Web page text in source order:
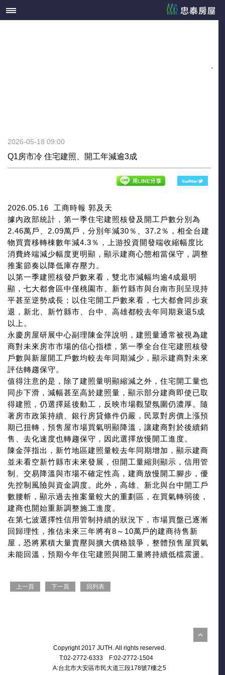
Q1房市冷 住宅建照、開工年減逾3成
2026-05-18 09:00
2026.05.16 工商時報 郭及天
據內政部統計，第一季住宅建照核發及開工戶數分別為
2.46萬戶、2.09萬戶，分別年減30％、37.2％，相全台建
物買賣移轉棟數年減4.3％，上游投資開發端收縮幅度比
消費終端減少幅度更明顯，顯示建商心態相當保守，調整
推案節奏以降低庫存壓力。
以第一季建照核發戶數來看，雙北市減幅均逾4成最明
顯，七大都會區中僅桃園市、新竹縣市與台南市則呈現持
平甚至逆勢成長；以住宅開工戶數來看，七大都會同步衰
退，新北、新竹縣市、台中、高雄都較去年同期衰退5成
以上。
永慶房屋研展中心副理陳金萍說明，建照量通常被視為建
商對未來房市市場的信心指標，第一季全台住宅建照核發
戶數與新屋開工戶數均較去年同期減少，顯示建商對未來
評估轉趨保守。
值得注意的是，除了建照量明顯縮減之外，住宅開工量也
同步下滑，減幅甚至高於建照量，顯示部分建商即使已取
得建照，仍選擇延後動工，反映市場觀望氛圍仍濃厚。隨
著房市政策持續、銀行房貸條件仍嚴，民眾對房價上漲預
期已扭轉，預售屋市場買氣明顯降溫，讓建商對於後續銷
售、去化速度也轉趨保守，因此選擇放慢開工進度。
陳金萍指出，新竹地區建照量較去年同期增加，顯示建商
並未看空新竹縣市未來發展，但開工量縮則顯示，信用管
制、交易降溫與市場不確定性高，建商放慢開工腳步，優
先控制風險與資金調度。此外，高雄、新北與台中開工戶
數腰斬，顯示過去推案量較大的重劃區，在買氣轉弱後，
建商也開始重新調整施工進度。
在第七波選擇性信用管制持續的狀況下，市場買盤已逐漸
回歸理性，推估未來三年將有8～10萬戶的建商待售新
屋，恐將累積大量賣壓與擴大價格競爭，整體預售屋買氣
未能回溫，預期今年住宅建照與開工量將持續低檔震盪。
上一頁 下一頁 回列表
Copyright 2017 JUTH. All rights reserved.
T:02-2772-6333 F:02-2772-1504
A:台北市大安區市民大道三段178號7樓之5